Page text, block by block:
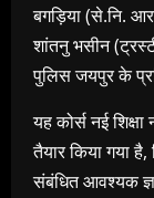
बगड़िया (से.नि.
शांतनु भसीन
पुलिस जयपुर के
यह कोर्स नई
तैयार किया गया है,
संबंधित आवश्यक